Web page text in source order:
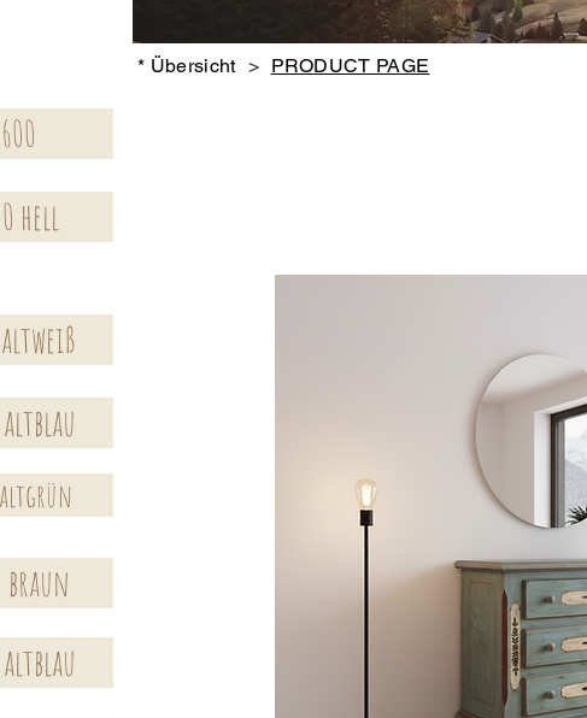
hell
altgrün
braun
* Übersicht > PRODUCT PAGE